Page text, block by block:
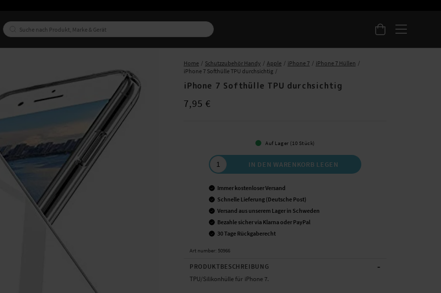
Home Schutzzubehör Handy Apple iPhone 7
iPhone 7 Hüllen
iPhone 7 Softhülle TPU durchsichtig
iPhone 7 Softhülle TPU durchsichtig
Preis: 7,95 €
7,95 €
Auf Lager (10 Stück)
IN DEN WARENKORB LEGEN
Immer kostenloser Versand
Schnelle Lieferung (Deutsche Post)
Versand aus unserem Lager in Schweden
Bezahle sicher via Klarna oder PayPal
30 Tage Rückgaberecht
Art number: 50966
PRODUKTBESCHREIBUNG -
TPU/Silikonhülle für iPhone 7.